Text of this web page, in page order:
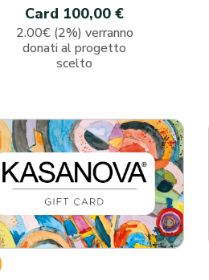
Card 100,00 €
2.00€ (2%) verranno
donati al progetto
scelto